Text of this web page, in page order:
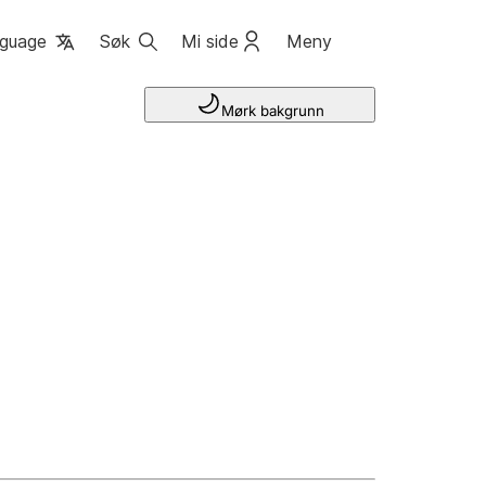
Søk Mi side Meny
Mørk bakgrunn